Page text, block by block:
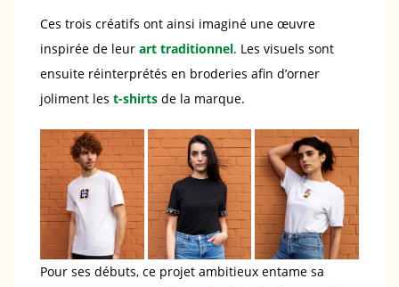
Ces trois créatifs ont ainsi imaginé une œuvre
inspirée de leur art traditionnel. Les visuels sont
ensuite réinterprétés en broderies afin d’orner
joliment les t-shirts de la marque.
Pour ses débuts, ce projet ambitieux entame sa